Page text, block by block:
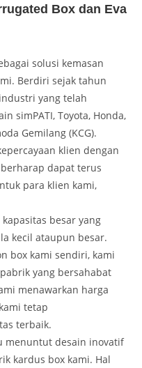
Box dan Eva
solusi kemasan
Berdiri sejak tahun
yang telah
simPATI, Toyota, Honda,
Gemilang (KCG).
klien dengan
dapat terus
para klien kami,
besar yang
kecil ataupun besar.
box kami sendiri, kami
yang bersahabat
menawarkan harga
tetap
terbaik.
menuntut desain inovatif
kardus box kami. Hal